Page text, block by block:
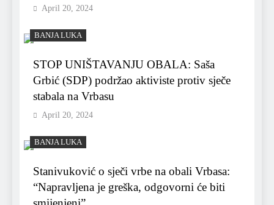
April 20, 2024
BANJA LUKA
STOP UNIŠTAVANJU OBALA: Saša
Grbić (SDP) podržao aktiviste protiv sječe
stabala na Vrbasu
April 20, 2024
BANJA LUKA
Stanivuković o sječi vrbe na obali Vrbasa:
“Napravljena je greška, odgovorni će biti